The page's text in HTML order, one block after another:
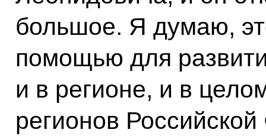
большое. Я думаю,
помощью для
и в регионе, и в
регионов